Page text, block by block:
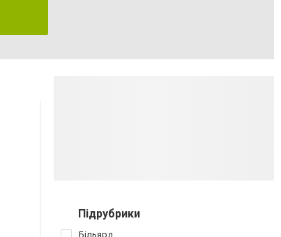
Підрубрики
Більярд